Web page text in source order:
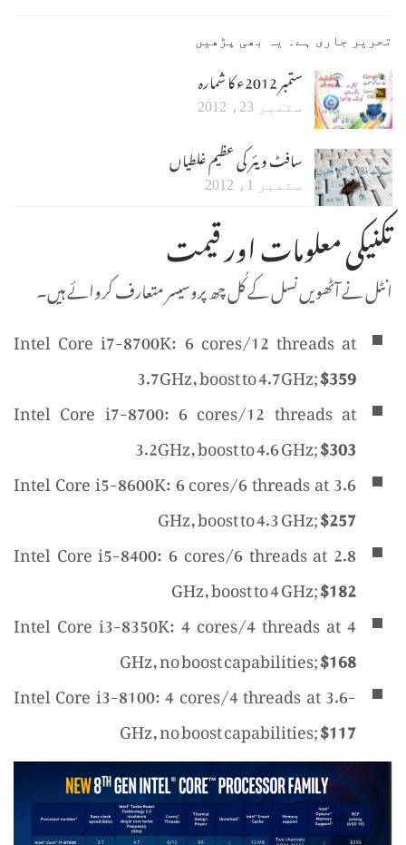
تحریر جاری ہے۔ یہ بھی پڑھیں
ستمبر 2012ء کا شمارہ
ستمبر 23، 2012
سافٹ ویئر کی عظیم غلطیاں
ستمبر 1، 2012
تکنیکی معلومات اور قیمت
انٹل نے آٹھویں نسل کے کُل چھ پروسیسر متعارف کروائے ہیں۔
Intel Core i7-8700K: 6 cores/12 threads at
3.7GHz, boost to 4.7GHz;$359
Intel Core i7-8700: 6 cores/12 threads at
3.2GHz, boost to 4.6 GHz;$303
Intel Core i5-8600K: 6 cores/6 threads at 3.6
GHz, boost to 4.3 GHz;$257
Intel Core i5-8400: 6 cores/6 threads at 2.8
GHz, boost to 4 GHz;$182
Intel Core i3-8350K: 4 cores/4 threads at 4
GHz, no boost capabilities;$168
Intel Core i3-8100: 4 cores/4 threads at 3.6-
GHz, no boost capabilities;$117